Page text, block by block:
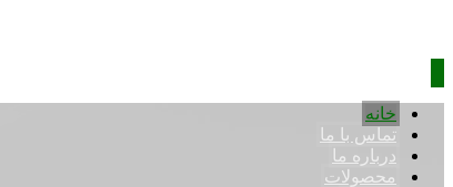
خانه
تماس با ما
درباره ما
محصولات